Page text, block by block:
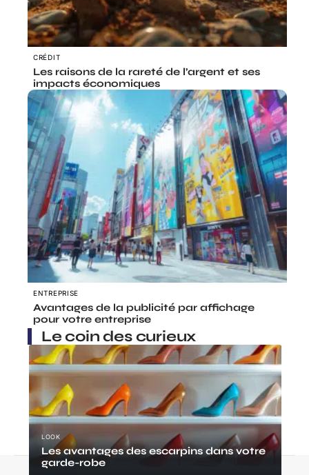
CRÉDIT
Les raisons de la rareté de l’argent et ses
impacts économiques
ENTREPRISE
Avantages de la publicité par affichage
pour votre entreprise
Le coin des curieux
LOOK
Les avantages des escarpins dans votre
garde-robe